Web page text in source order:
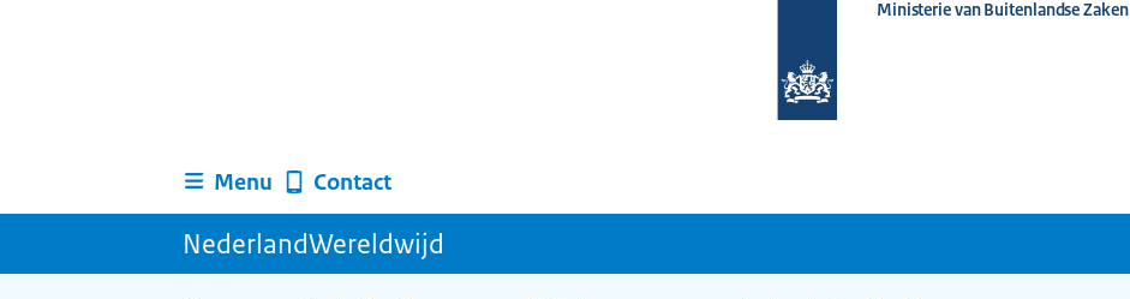
homepage
Ministerie van Buitenlandse Zaken
Menu Contact
NederlandWereldwijd